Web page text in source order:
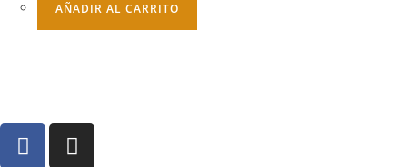
AÑADIR AL CARRITO